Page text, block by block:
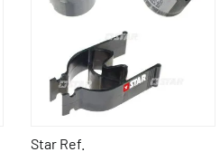
Star Ref.